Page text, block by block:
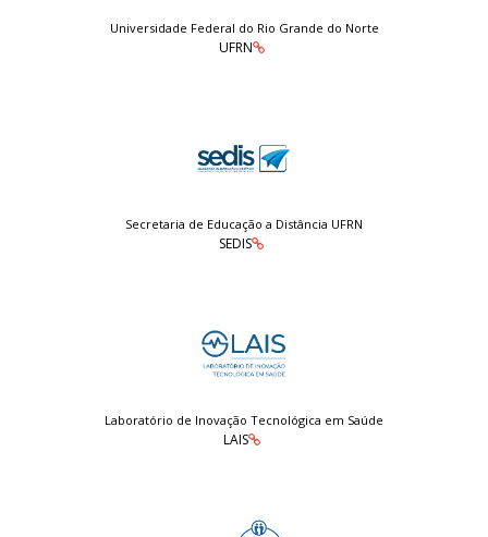
Universidade Federal do Rio Grande do Norte
UFRN
Secretaria de Educação a Distância UFRN
SEDIS
Laboratório de Inovação Tecnológica em Saúde
LAIS